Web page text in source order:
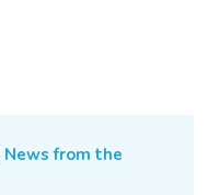
News from the